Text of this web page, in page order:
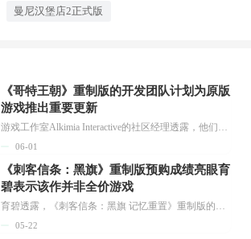
曼尼汉堡店2正式版
《哥特王朝》重制版的开发团队计划为原版
游戏推出重要更新
游戏工作室Alkimia Interactive的社区经理透露，他们将为《哥特王朝》系列原版作品的PC版本推出大规模更新，并且明确表示这些经典游戏会得到多项改进。...
06-01
《刺客信条：黑旗》重制版预购成绩亮眼育
碧表示该作并非全价游戏
育碧透露，《刺客信条：黑旗 记忆重置》重制版的预购情况十分火爆，并且对该作能成为系列中的出色作品充满信心。在5月20日的财报电话会议问答环节里，育碧首席财务官弗雷德里克·杜格特提到，这款游戏在发售前三周的预购速度已经进入了系列的顶尖水平。该游戏计划于7月9日正式推出。...
05-22